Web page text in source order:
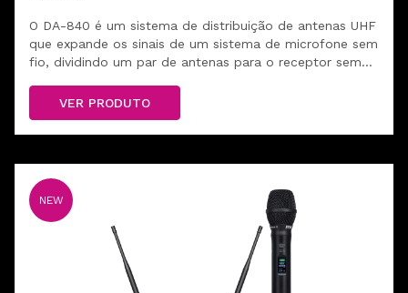
O DA-840 é um sistema de distribuição de antenas UHF
que expande os sinais de um sistema de microfone sem
fio, dividindo um par de antenas para o receptor sem
VER PRODUTO
NEW